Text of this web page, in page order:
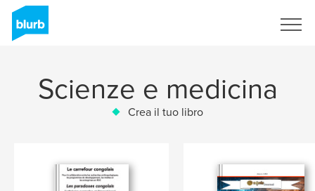
Scienze e medicina
Crea il tuo libro